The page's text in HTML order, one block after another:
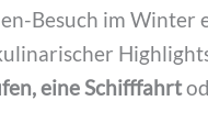
Besuch im
eine Schifffahrt